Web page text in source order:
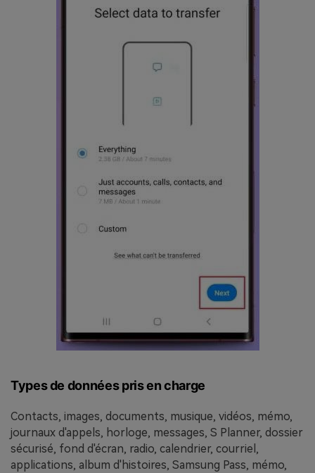
Types de données pris en charge
Contacts, images, documents, musique, vidéos, mémo,
journaux d'appels, horloge, messages, S Planner, dossier
sécurisé, fond d'écran, radio, calendrier, courriel,
applications, album d'histoires, Samsung Pass, mémo,